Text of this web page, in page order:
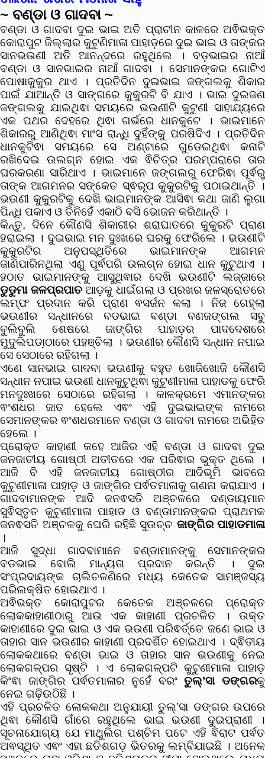
~ ବଣ୍ଡା ଓ ଗାଦବା ~
ବଣ୍ଡା ଓ ଗାଦବା ଦୁଇ ଭାଇ ଅତି ପ୍ରାଚୀନ କାଳରେ ଅଵିଭକ୍ତ
କୋରାପୁଟ ଜିଲ୍ଲାର କୁଟୁଣିମାଳା ପାହାଡ଼ରେ ଦୁଇ ଭାଇ ଓ ତାଙ୍କର
ସାନଭଉଣୀ ଅତି ଆନନ୍ଦରେ ରହୁଥିଲେ । ବଡ଼ଭାଇର ନାଆଁ
ବଣ୍ଡା ଓ ସାନଭାଇର ନାଆଁ ଗାଦବା । ସେମାନଙ୍କର ଗୋଟିଏ
ପୋଷାକୁକୁର ଥାଏ । ପ୍ରତିଦିନ ଦୁଇଭାଇ ଜଙ୍ଗଲକୁ ଶିକାର
ପାଇଁ ଯାଆନ୍ତି ଓ ସାଙ୍ଗରେ କୁକୁରଟି ବି ଯାଏ । ଭାଇ ଦୁଇଜଣ
ଜଙ୍ଗଲକୁ ଯାଇଥିଵା ସମୟରେ ଭଉଣୀଟି କୁଟୁଣୀ ସାହାଯ୍ୟରେ
ଏକ ପଥର ଦେହରେ ଥିଵା ଗର୍ଭରେ ଧାନକୁଟେ । ଭାଇମାନେ
ଶିକାରରୁ ଆଣିଥିଵା ମାଂସ ରାନ୍ଧି ଦୁହିଁଙ୍କୁ ପରଷିଦିଏ । ପ୍ରତିଦିନ
ଧାନକୁଟିଵା ସମୟରେ ସେ ଅଣ୍ଟାରେ ଗୁଡେଇଥିଵା କନାଟି
ରଖିଦେଇ ଉଲଗ୍ନ ହୋଇ ଏକ ଵିଚିତ୍ର ପରମ୍ପରାରେ ତାର
ଘରକରଣା ସାରିଥାଏ । ଭାଇମାନେ ଜଙ୍ଗଲରୁ ଫେରିଵା ପୂର୍ଵରୁ
ତାଙ୍କ ଆଗମନର ସଙ୍କେତ ସ୍ଵରୂପ କୁକୁରଟିକୁ ପଠାଇଥାନ୍ତି ।
ଭଉଣୀ କୁକୁରଟିକୁ ଦେଖି ଭାଇମାନଙ୍କ ଆସିଵା କଥା ଜାଣି ଲୁଗା
ପିନ୍ଧି ପକାଏ ଓ ତିନିହେଁ ଏକାଠି ବସି ଭୋଜନ କରିଥାନ୍ତି ।
କିନ୍ତୁ, ଦିନେ କୌଣସି ଶିକାରୀର ଶରାଘାତରେ କୁକୁରଟି ପ୍ରାଣ
ହରାଇଲା । ଦୁଇଭାଇ ମନ ଦୁଃଖରେ ଘରକୁ ଫେରିଲେ । ଭଉଣୀଟି
କୁକୁରଟିର ଅନୁପସ୍ଥିତିରେ ଭାଇମାନଙ୍କ ଆଗମନ
ଜାଣିପାରିନଥିଲା ଏଣୁ ପୂର୍ଵପରି ଉଲଗ୍ନ ହୋଇ ଧାନ କୁଟୁଥାଏ ।
ହଠାତ ଭାଇମାନଙ୍କୁ ଆସୁଥିଵାର ଦେଖି ଭଉଣୀଟି ଲଜ୍ଜାରେ
ଡୁଡୁମା ଜଳପ୍ରପାତଆଡ଼କୁ ଧାଇଁଗଲା ଓ ପ୍ରଖର ଜଳସ୍ରୋତରେ
ଲମ୍ଫ ପ୍ରଦାନ କରି ପ୍ରାଣ ଵସର୍ଜନ କଲା । ନିଜ ଗେହ୍ଲା
ଭଉଣୀର ସନ୍ଧାନରେ ବଡଭାଇ ବଣ୍ଡା ବଣଜଙ୍ଗଲ ସବୁ
ବୁଲିବୁଲି ଶେଷରେ ଜାଙ୍ଗିର ପାହାଡ଼ର ପାଦଦେଶରେ
ମୁଦୁଲିପଡା଼ଠାରେ ପହଞ୍ଚିଲା । ଭଉଣୀର କୌଣସି ସନ୍ଧାନ ନପାଇ
ସେ ସେଠାରେ ରହିଗଲା ।
ଏଣେ ସାନଭାଇ ଗାଦବା ଭଉଣୀକୁ ବହୁତ ଖୋଜିଖୋଜି କୌଣସି
ସନ୍ଧାନ ନପାଇ ଭଉଣୀ ଧାନକୁଟୁଥିଵା କୁଟୁଣୀମାଳା ପାହାଡକୁ ଫେରି
ମନଦୁଃଖରେ ସେଠାରେ ରହିଗଲା । କାଳକ୍ରମେ ଏମାନଙ୍କର
ଵଂଶଧର ଜାତ ହେଲେ ଏଵଂ ଏହି ଦୁଇଭାଇଙ୍କ ନାମରେ
ସେମାନଙ୍କର ଵଂଶଧରମାନେ ବଣ୍ଡା ଓ ଗାଦବା ନାମରେ ଅଭିହିତ
ହେଲେ ।
ପ୍ରୋକ୍ତ କାହାଣୀ କହେ ଆଜିର ଏହି ବଣ୍ଡା ଓ ଗାଦବା ଦୁଇ
ଜନଜାତୀୟ ଗୋଷ୍ଠୀ ଅତୀତରେ ଏକ ପରିଵାର ଭୁକ୍ତ ଥିଲେ ।
ଆଜି ବି ଏହି ଜନଜାତୀୟ ଗୋଷ୍ଠୀର ଆଦିଭୂମି ଭାବରେ
କୁଟୁଣୀମାଳା ପାହାଡ଼ ଓ ଜାଙ୍ଗିର ପର୍ଵତମାଳାକୁ ଗଣନା କରାଯାଏ ।
ଗାଦବାମାନଙ୍କ ଆଦି ଜନଵସତି ଅଞ୍ଚଳରେ ଦଣ୍ଡାୟମାନ
ସୁଵିସ୍ତୃତ କୁଟୁଣୀମାଳା ପାହାଡ ଓ ବଣ୍ଡାମାନଙ୍କର ପ୍ରାଥମକ
ଜନଵସତି ଅଞ୍ଚଳକୁ ଘେରି ରହିଛି ସୁଉଚ୍ଚ ଜାଙ୍ଗିର ପାହାଡମାଳା
।
ଆଜି ସୁଦ୍ଧା ଗାଦବାମାନେ ବଣ୍ଡାମାନଙ୍କୁ ସେମାନଙ୍କର
ବଡଭାଇ ବୋଲି ମାନ୍ୟତା ପ୍ରଦାନ କରନ୍ତି । ଦୁଇ
ସଂପ୍ରଦାୟଙ୍କ ଚାଲିଚଳଣିରେ ମଧ୍ୟ କେତେକ ସାମଞ୍ଜସ୍ୟ
ପରିଲକ୍ଷିତ ହୋଇଥାଏ ।
ଅଵିଭକ୍ତ କୋରାପୁଟର କେତେକ ଅଞ୍ଚଳରେ ପ୍ରୋକ୍ତ
ଲୋକକାହାଣୀଠାରୁ ଆଉ ଏକ କାହାଣୀ ପ୍ରଚଳିତ । ଉକ୍ତ
କାହାଣୀରେ ଦୁଇ ଭାଇ ଓ ଏକ ଭଉଣୀ ପରିଵର୍ତ୍ତେ ଜଣେ ଭାଇ ଓ
ତାହାର ସାନ ଭଉଣୀର କାହାଣୀ ପ୍ରଦର୍ଶିତ ହୋଇଥାଏ । ଦ୍ଵିତୀୟ
ଲୋକକଥାରେ ବଣ୍ଡା ଭାଇ ଓ ତାହାର ସାନ ଭଉଣୀକୁ ନେଇ
ଲୋକଗଳ୍ପର ସୃଷ୍ଟି । ଏ ଲୋକଗଳ୍ପଟି କୁଟୁଣୀମାଳା ପାହାଡ଼
କିଂଵା ଜାଙ୍ଗିର ପର୍ଵତମାଳାର ନୁହେଁ ବରଂତୁଲ୍’ସା ଡଙ୍ଗରକୁ
ନେଇ ଗଢି଼ଉଠିଛି ।
ଏହି ପ୍ରଚଳିତ ଲୋକକଥା ଅନୁଯାୟୀ ତୁଲ୍’ସା ଡଙ୍ଗର ଉପରେ
ଥିଵା କୌଣସି ଗାଁରେ ରହୁଥିଲେ ଭାଇ ଭଉଣୀ ଦୁଇପ୍ରାଣୀ ।
ସୂଚନାଯୋଗ୍ୟ ଯେ ମାଥୁଲିର ପଶ୍ଚିମ ପଟେ ଏହି ଵିରାଟ ପର୍ଵତ
ଅଵସ୍ଥିତ ଏଵଂ ଏହା ଛତିଶଗଡ଼ ଭିତରକୁ ଲମ୍ବିଯାଇଛି । ଅନେକ